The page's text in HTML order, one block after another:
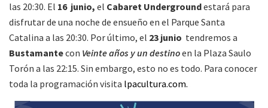
las 20:30. El 16 junio, el Cabaret Undergroundestará para
disfrutar de una noche de ensueño en el Parque Santa
Catalina a las 20:30. Por último, el 23 junio tendremos a
Bustamantecon Veinte años y un destinoen la Plaza Saulo
Torón a las 22:15. Sin embargo, esto no es todo. Para conocer
toda la programación visita lpacultura.com.